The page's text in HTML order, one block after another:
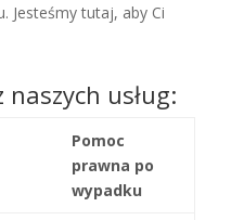
Jesteśmy tutaj, aby Ci
naszych usług:
Pomoc
prawna po
wypadku